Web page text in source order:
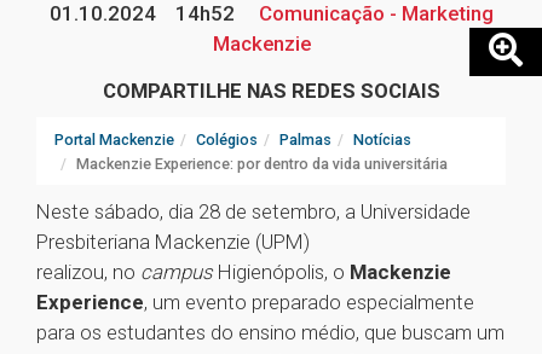
01.10.2024
14h52
Comunicação - Marketing
Mackenzie
COMPARTILHE NAS REDES SOCIAIS
Portal Mackenzie Colégios Palmas
Notícias
Mackenzie Experience: por dentro da vida universitária
Neste sábado, dia 28 de setembro, a Universidade
Presbiteriana Mackenzie (UPM)
realizou, no campus Higienópolis, o Mackenzie
Experience, um evento preparado especialmente
para os estudantes do ensino médio, que buscam um